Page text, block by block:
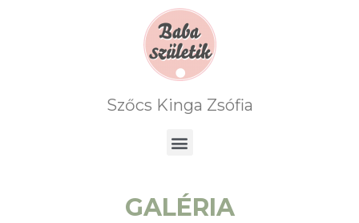
Szőcs Kinga Zsófia
GALÉRIA